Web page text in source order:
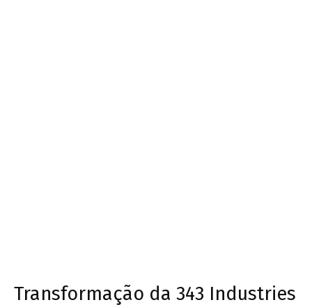
Transformação da 343 Industries